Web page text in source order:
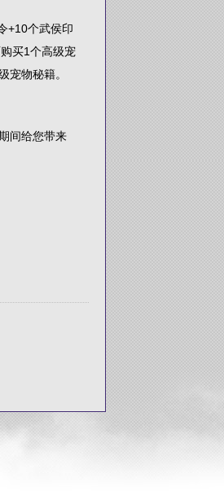
+10个武侯印
买1个高级宠
宠物秘籍。
间给您带来